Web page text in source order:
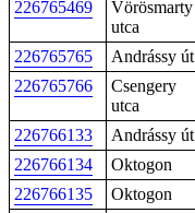
226765469
Vörösmarty
utca
226765765 Andrássy út
226765766
Csengery
utca
226766133 Andrássy út
226766134
Oktogon
226766135
Oktogon